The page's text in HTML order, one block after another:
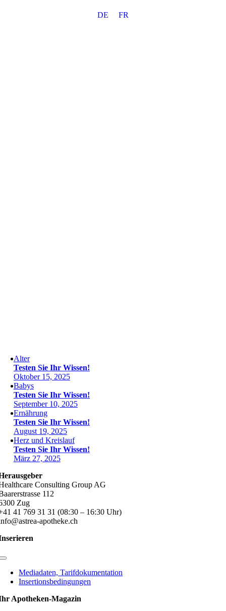
DE FR
Alter
Testen Sie Ihr Wissen!
Oktober 15, 2025
Babys
Testen Sie Ihr Wissen!
September 10, 2025
Ernährung
Testen Sie Ihr Wissen!
August 19, 2025
Herz und Kreislauf
Testen Sie Ihr Wissen!
März 27, 2025
Consulting Group AG
112
Zug
41 769 31 31 (08:30 – 16:30 Uhr)
apotheke.ch
Toggle
NavigationMediadaten, Tarifdokumentation
Insertionsbedingungen
Apotheken-Magazin